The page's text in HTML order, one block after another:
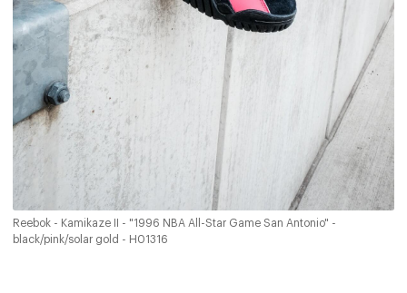
Reebok - Kamikaze II - "1996 NBA All-Star Game San Antonio" -
black/pink/solar gold - H01316